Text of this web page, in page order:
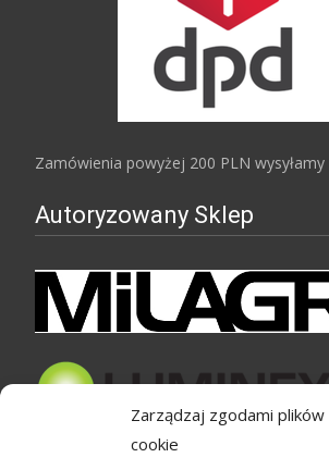
Zarządzaj zgodami plików
cookie
Zamówienia powyżej 200 PLN wysyłamy
Autoryzowany Sklep
Bezpieczne zakupy